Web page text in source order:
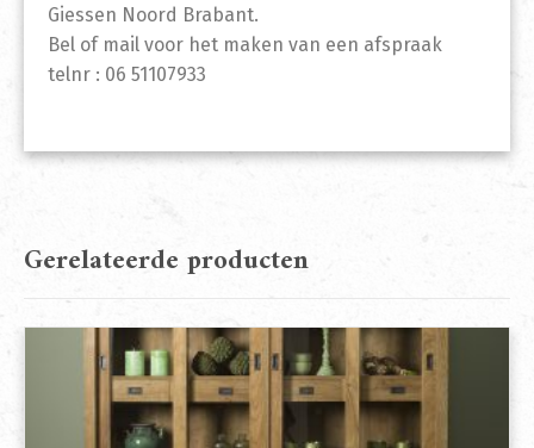
Giessen Noord Brabant.
Bel of mail voor het maken van een afspraak
telnr : 06 51107933
Gerelateerde producten